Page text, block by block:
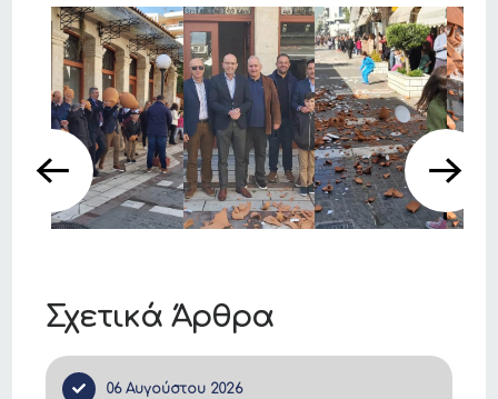
Σχετικά Άρθρα
06 Αυγούστου 2026